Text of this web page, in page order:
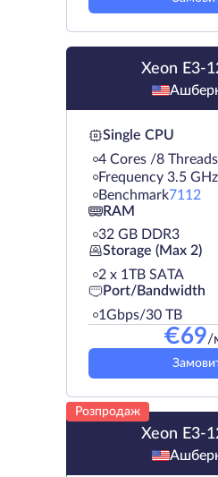
Xeon E3-
Single CPU
4 Cores /8 Threads
Frequency 3.5 GHz
Benchmark7112
RAM
32 GB DDR3
Storage (Max 2)
2 х 1TB SATA
Port/Bandwidth
1Gbps/30 TB
€69/
Розпродаж
Xeon E3-